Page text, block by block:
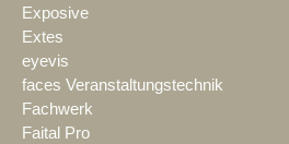
Exposive
Extes
eyevis
faces Veranstaltungstechnik
Fachwerk
Faital Pro